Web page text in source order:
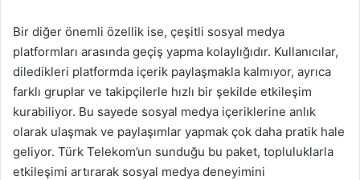
Bir diğer önemli özellik ise, çeşitli sosyal medya
platformları arasında geçiş yapma kolaylığıdır. Kullanıcılar,
diledikleri platformda içerik paylaşmakla kalmıyor, ayrıca
farklı gruplar ve takipçilerle hızlı bir şekilde etkileşim
kurabiliyor. Bu sayede sosyal medya içeriklerine anlık
olarak ulaşmak ve paylaşımlar yapmak çok daha pratik hale
geliyor. Türk Telekom’un sunduğu bu paket, topluluklarla
etkileşimi artırarak sosyal medya deneyimini